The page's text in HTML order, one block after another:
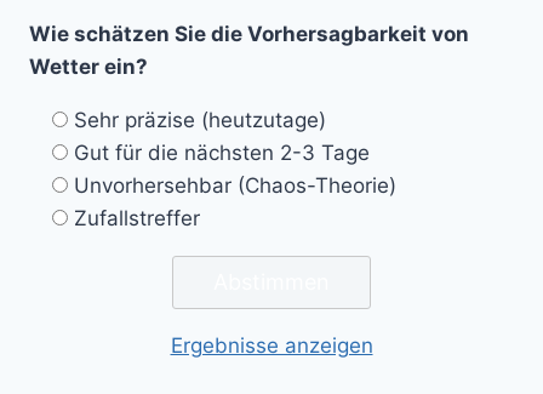
Wie schätzen Sie die Vorhersagbarkeit von
Wetter ein?
Sehr präzise (heutzutage)
Gut für die nächsten 2-3 Tage
Unvorhersehbar (Chaos-Theorie)
Zufallstreffer
Ergebnisse anzeigen